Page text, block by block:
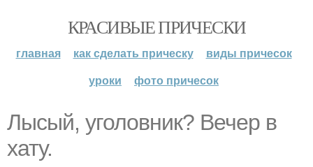
КРАСИВЫЕ ПРИЧЕСКИ
главная как сделать прическу
виды причесок
уроки
фото причесок
Лысый, уголовник? Вечер в
хату.